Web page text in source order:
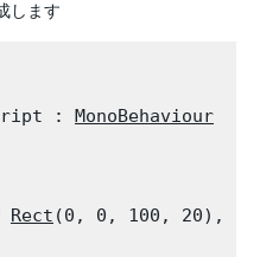
します
: MonoBehaviour
Rect (0, 0, 100, 20),